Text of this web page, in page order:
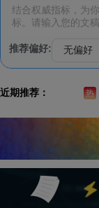
推荐偏好:
近期推荐： 热